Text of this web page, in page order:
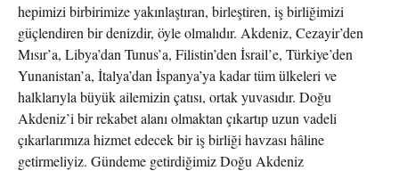
hepimizi birbirimize yakınlaştıran, birleştiren, iş birliğimizi
güçlendiren bir denizdir, öyle olmalıdır. Akdeniz, Cezayir’den
Mısır’a, Libya’dan Tunus’a, Filistin’den İsrail’e, Türkiye’den
Yunanistan’a, İtalya’dan İspanya’ya kadar tüm ülkeleri ve
halklarıyla büyük ailemizin çatısı, ortak yuvasıdır. Doğu
Akdeniz’i bir rekabet alanı olmaktan çıkartıp uzun vadeli
çıkarlarımıza hizmet edecek bir iş birliği havzası hâline
getirmeliyiz. Gündeme getirdiğimiz Doğu Akdeniz